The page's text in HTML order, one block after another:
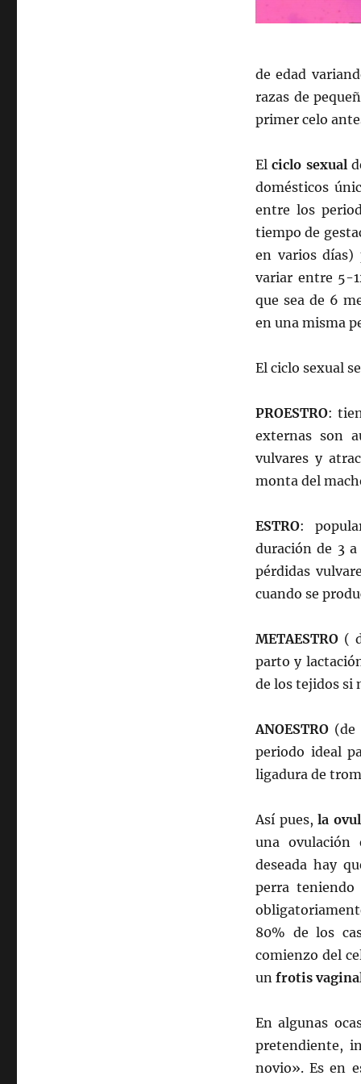
de edad
razas de
primer celo
Elciclo sexual
domésticos
entre los
tiempo de
en varios días)
variar entre 5-
que sea de 6
en una misma
El ciclo sexual
PROESTRO:
externas son
vulvares y
monta del
ESTRO:
duración de 3
pérdidas
cuando se
METAESTRO(
parto y
de los tejidos si
ANOESTRO(de
periodo ideal
ligadura de
Así pues,la
una ovulación
deseada hay
perra
80% de los
comienzo del
un frotis
En algunas
pretendiente,
novio». Es en